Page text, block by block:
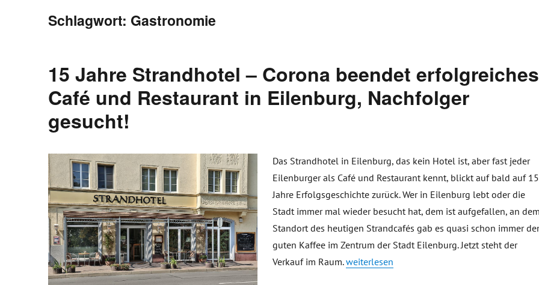
Schlagwort: Gastronomie
15 Jahre Strandhotel – Corona beendet erfolgreiches
Café und Restaurant in Eilenburg, Nachfolger
gesucht!
Das Strandhotel in Eilenburg, das kein Hotel ist, aber fast jeder
Eilenburger als Café und Restaurant kennt, blickt auf bald auf 15
Jahre Erfolgsgeschichte zurück. Wer in Eilenburg lebt oder die
Stadt immer mal wieder besucht hat, dem ist aufgefallen, an dem
Standort des heutigen Strandcafés gab es quasi schon immer
guten Kaffee im Zentrum der Stadt Eilenburg. Jetzt steht der
Verkauf im Raum.„15 Jahre Strandhotel – Corona beendet
weiterlesen